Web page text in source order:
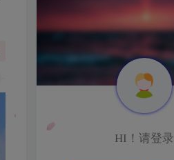
HI！请登录
HI！请登录